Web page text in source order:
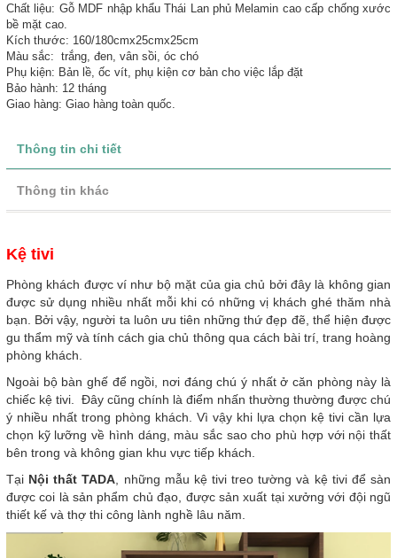
Chất liệu: Gỗ MDF nhập khẩu Thái Lan phủ Melamin cao cấp chống xước
bề mặt cao.
Kích thước: 160/180cmx25cmx25cm
Màu sắc: trắng, đen, vân sồi, óc chó
Phụ kiện: Bản lề, ốc vít, phụ kiện cơ bản cho việc lắp đặt
Bảo hành: 12 tháng
Giao hàng: Giao hàng toàn quốc.
Thông tin chi tiết
Thông tin khác
Kệ tivi
Phòng khách được ví như bộ mặt của gia chủ bởi đây là không gian
được sử dụng nhiều nhất mỗi khi có những vị khách ghé thăm nhà
bạn. Bởi vậy, người ta luôn ưu tiên những thứ đẹp đẽ, thể hiện được
gu thẩm mỹ và tính cách gia chủ thông qua cách bài trí, trang hoàng
phòng khách.
Ngoài bộ bàn ghế để ngồi, nơi đáng chú ý nhất ở căn phòng này là
chiếc kệ tivi. Đây cũng chính là điểm nhấn thường thường được chú
ý nhiều nhất trong phòng khách. Vì vậy khi lựa chọn kệ tivi cần lựa
chọn kỹ lưỡng về hình dáng, màu sắc sao cho phù hợp với nội thất
bên trong và không gian khu vực tiếp khách.
Tại Nội thất TADA , những mẫu kệ tivi treo tường và kệ tivi để sàn
được coi là sản phẩm chủ đạo, được sản xuất tại xưởng với đội ngũ
thiết kế và thợ thi công lành nghề lâu năm.